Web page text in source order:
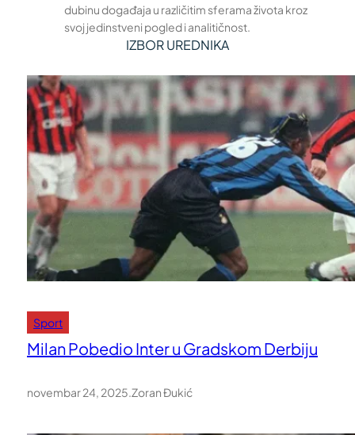
dubinu događaja u različitim sferama života kroz
svoj jedinstveni pogled i analitičnost.
IZBOR UREDNIKA
Sport
Milan Pobedio Inter u Gradskom Derbiju
novembar 24, 2025 Zoran Đukić